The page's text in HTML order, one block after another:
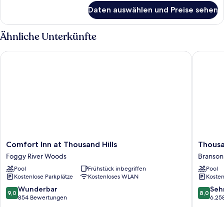
2 Queen-
Betten,
Nichtraucher
Daten auswählen und Preise sehen
Ähnliche Unterkünfte
Comfort
Inn
at
Thousand
Hills
Foggy
River
Comfort Inn at Thousand Hills
Foggy River Woods
Pool
Frühstück inbegriffen
Kostenlose Parkplätze
Kostenloses WLAN
9.0
von
9,0 Wunderbar
854 Bewertungen
Comfort Inn at Thousand Hills
Hills
Resort
Hotel
Branson
Branson
Pool
8.0
von
8,0